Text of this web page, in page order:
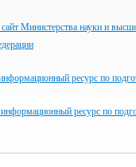
Министерства науки и
ресурс по
ресурс по